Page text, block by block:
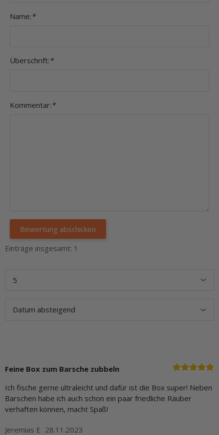
Name: *
Überschrift: *
Kommentar: *
Einträge insgesamt: 1
Feine Box zum Barsche zubbeln
Ich fische gerne ultraleicht und dafür ist die Box super! Neben
Barschen habe ich auch schon ein paar friedliche Räuber
verhaften können, macht Spaß!
Jeremias E 28.11.2023